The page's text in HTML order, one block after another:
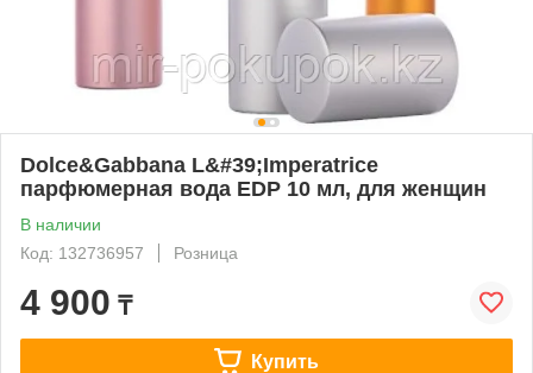
Dolce&Gabbana L&#39;Imperatrice
парфюмерная вода EDP 10 мл, для женщин
В наличии
Код: 132736957
Розница
4 900 ₸
Купить